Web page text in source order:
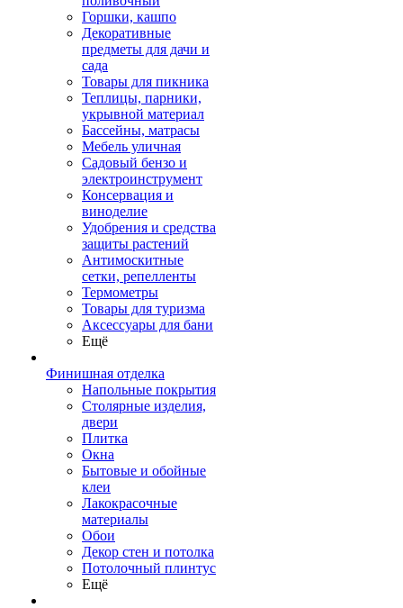
Горшки, кашпо
Декоративные
предметы для дачи и
сада
Товары для пикника
Теплицы, парники,
укрывной материал
Бассейны, матрасы
Мебель уличная
Садовый бензо и
электроинструмент
Консервация и
виноделие
Удобрения и средства
защиты растений
Антимоскитные
сетки, репелленты
Термометры
Товары для туризма
Аксессуары для бани
Ещё
Финишная отделка
Напольные покрытия
Столярные изделия,
двери
Плитка
Окна
Бытовые и обойные
клеи
Лакокрасочные
материалы
Обои
Декор стен и потолка
Потолочный плинтус
Ещё